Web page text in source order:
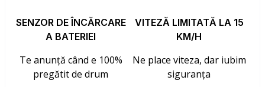
SENZOR DE ÎNCĂRCARE
A BATERIEI
Te anunță când e 100%
pregătit de drum
VITEZĂ LIMITATĂ LA 15
KM/H
Ne place viteza, dar iubim
siguranța